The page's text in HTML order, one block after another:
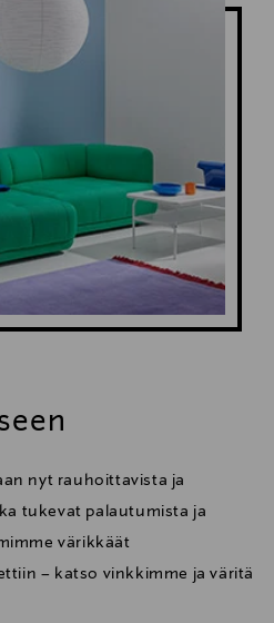
nyt rauhoittavista ja
tukevat palautumista ja
värikkäät
– katso vinkkimme ja väritä